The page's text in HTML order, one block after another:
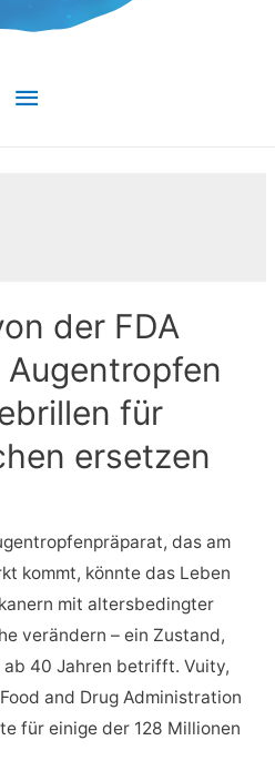
Hauptmenü
der FDA
für
ersetzen
das am
kommt, könnte das Leben
mit altersbedingter
verändern – ein Zustand,
40 Jahren betrifft. Vuity,
and Drug Administration
für einige der 128 Millionen